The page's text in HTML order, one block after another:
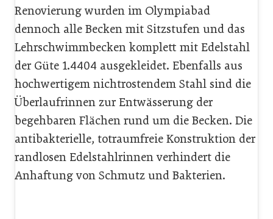
Renovierung wurden im Olympiabad
dennoch alle Becken mit Sitzstufen und das
Lehrschwimmbecken komplett mit Edelstahl
der Güte 1.4404 ausgekleidet. Ebenfalls aus
hochwertigem nichtrostendem Stahl sind die
Überlaufrinnen zur Entwässerung der
begehbaren Flächen rund um die Becken. Die
antibakterielle, totraumfreie Konstruktion der
randlosen Edelstahlrinnen verhindert die
Anhaftung von Schmutz und Bakterien.